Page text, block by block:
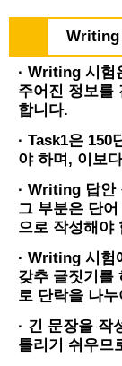
Writing
· Writing 시험
주어진 정보를
합니다.
· Task1은 150
야 하며, 이보
· Writing 답안
그 부분은 단
으로 작성해야
· Writing 시험
갖추 글짓기를
로 단락을 나
· 긴 문장을 작
틀리기 쉬우므